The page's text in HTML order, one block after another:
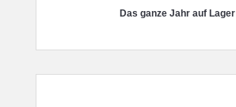
Das ganze Jahr auf Lager